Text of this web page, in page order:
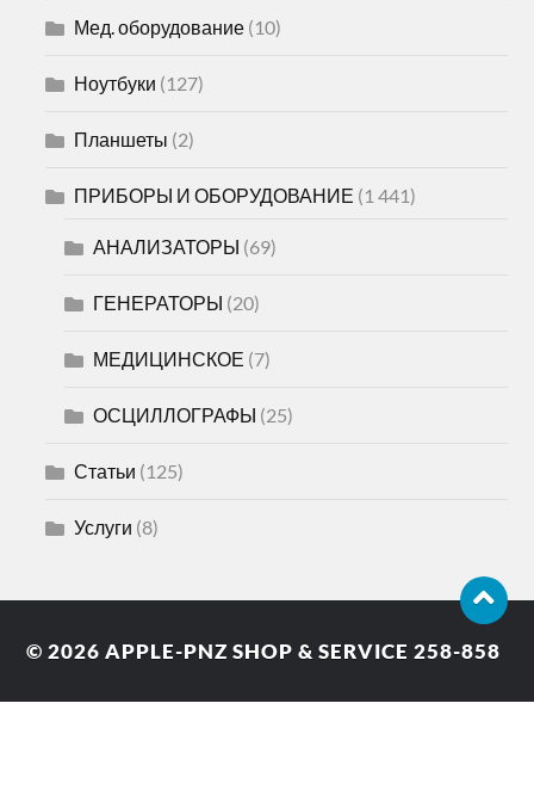
Мед. оборудование (10)
Ноутбуки (127)
Планшеты (2)
ПРИБОРЫ И ОБОРУДОВАНИЕ (1 441)
АНАЛИЗАТОРЫ (69)
ГЕНЕРАТОРЫ (20)
МЕДИЦИНСКОЕ (7)
ОСЦИЛЛОГРАФЫ (25)
Статьи (125)
Услуги (8)
© 2026APPLE-PNZ SHOP & SERVICE 258-858